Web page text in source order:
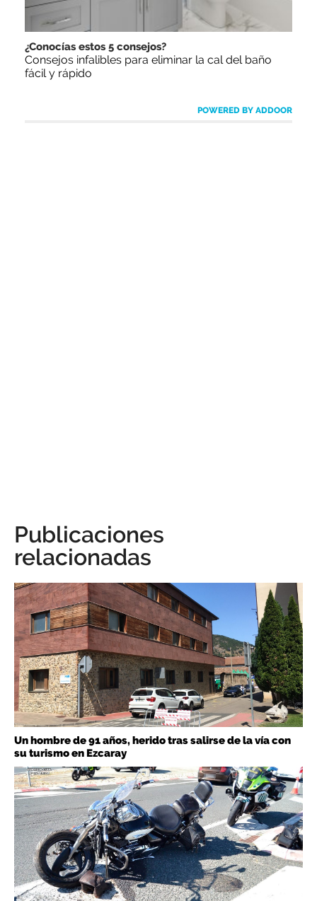
¿Conocías estos 5 consejos?
Consejos infalibles para eliminar la cal del baño
fácil y rápido
POWERED BY ADDOOR
Publicaciones
relacionadas
Un hombre de 91 años, herido tras salirse de la vía con
su turismo en Ezcaray